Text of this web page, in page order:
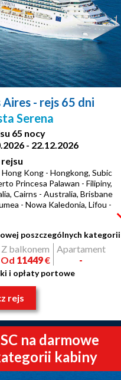
Aires- rejs 65 dni
Serena
65 nocy
- 22.12.2026
Kong - Hongkong, Subic
Princesa Palawan - Filipiny,
Cairns - Australia, Brisbane
- Nowa Kaledonia, Lifou -
poszczególnych kategorii
Z balkonem
Od 11449€
Apartament
-
i opłaty portowe
rejs
na darmowe
kabiny